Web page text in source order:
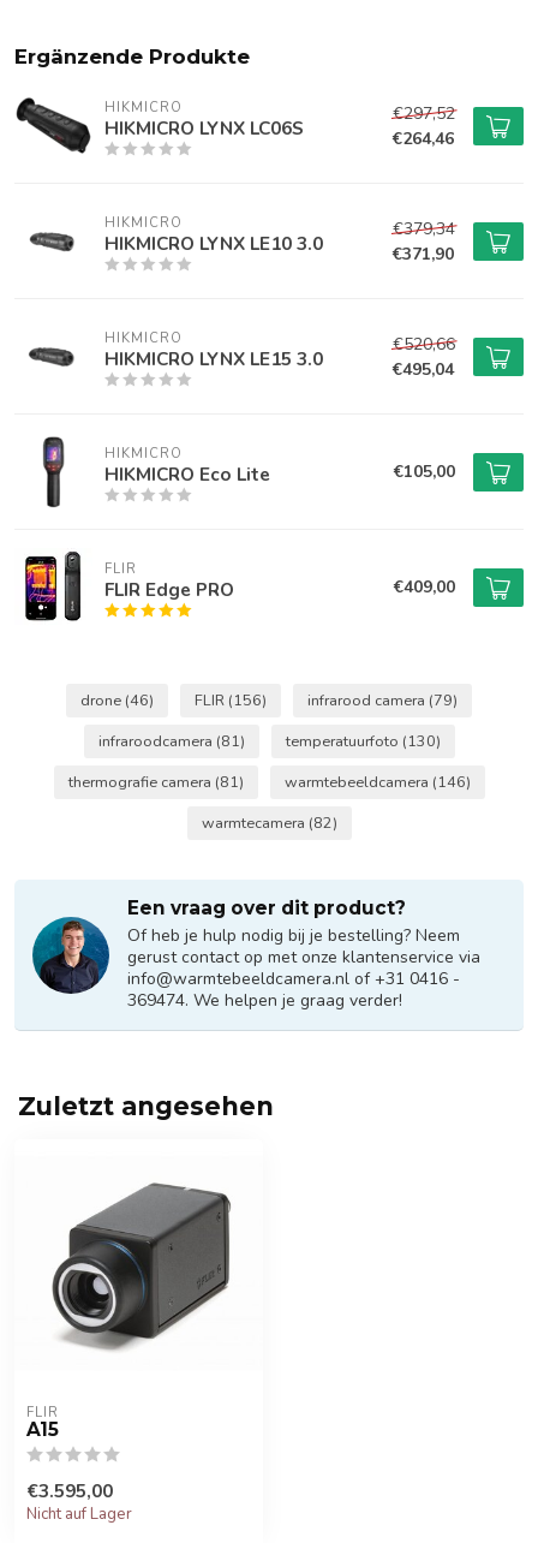
Ergänzende Produkte
HIKMICRO
HIKMICRO LYNX LC06S
€297,52
€264,46
HIKMICRO
HIKMICRO LYNX LE10 3.0
€379,34
€371,90
HIKMICRO
HIKMICRO LYNX LE15 3.0
€520,66
€495,04
HIKMICRO
HIKMICRO Eco Lite €105,00
FLIR
FLIR Edge PRO €409,00
drone (46) FLIR (156) infrarood camera (79)
infraroodcamera (81) temperatuurfoto (130)
thermografie camera (81) warmtebeeldcamera (146)
warmtecamera (82)
Een vraag over dit product?
Of heb je hulp nodig bij je bestelling? Neem
gerust contact op met onze klantenservice via
info@warmtebeeldcamera.nl of +31 0416 -
369474. We helpen je graag verder!
Zuletzt angesehen
FLIR
A15
€3.595,00
Nicht auf Lager